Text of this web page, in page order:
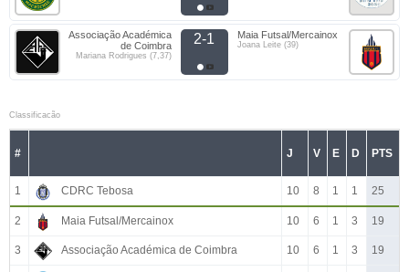
Associação Académica
de Coimbra
Mariana Rodrigues (7,37)
2-1 Maia Futsal/Mercainox
Joana Leite (39)
Classificacão
# J V E D PTS
1 CDRC Tebosa 10 8 1 1 25
2 Maia Futsal/Mercainox 10 6 1 3 19
3 Associação Académica de Coimbra 10 6 1 3 19